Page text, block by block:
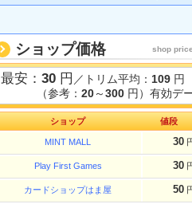
ショップ価格 shop
最安： 30 円 ／トリム平均： 109 円
（参考： 20～300 円）有効デ
ショップ 値段
MINT MALL 30
Play First Games 30
カードショップはま屋 50